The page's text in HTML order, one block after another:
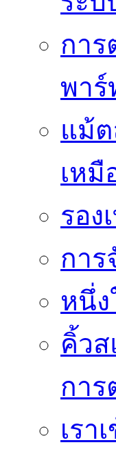
กา
พาร์
แม้ต
เห
รอ
การ
หนึ่ง
คิ้ว
กา
เรา